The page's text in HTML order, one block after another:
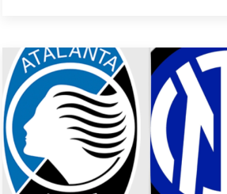
2-
Dea
non
sfigura,
ma
perde